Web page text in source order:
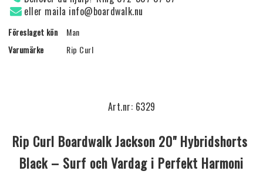
eller maila info@boardwalk.nu
Föreslaget kön
Man
Varumärke
Rip Curl
Art.nr: 6329
Rip Curl Boardwalk Jackson 20" Hybridshorts
Black – Surf och Vardag i Perfekt Harmoni